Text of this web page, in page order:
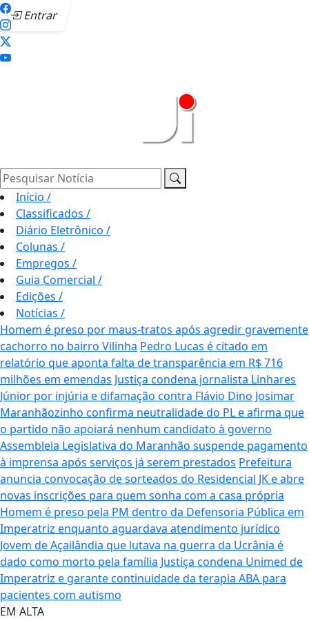
Entrar
Pesquisar Notícia
Início /
Classificados /
Diário Eletrônico /
Colunas /
Empregos /
Guia Comercial /
Edições /
Notícias /
Homem é preso por maus-tratos após agredir gravemente
cachorro no bairro Vilinha Pedro Lucas é citado em
relatório que aponta falta de transparência em R$ 716
milhões em emendas Justiça condena jornalista Linhares
Júnior por injúria e difamação contra Flávio Dino Josimar
Maranhãozinho confirma neutralidade do PL e afirma que
o partido não apoiará nenhum candidato à governo
Assembleia Legislativa do Maranhão suspende pagamento
à imprensa após serviços já serem prestados Prefeitura
anuncia convocação de sorteados do Residencial JK e abre
novas inscrições para quem sonha com a casa própria
Homem é preso pela PM dentro da Defensoria Pública em
Imperatriz enquanto aguardava atendimento jurídico
Jovem de Açailândia que lutava na guerra da Ucrânia é
dado como morto pela família Justiça condena Unimed de
Imperatriz e garante continuidade da terapia ABA para
pacientes com autismo
EM ALTA